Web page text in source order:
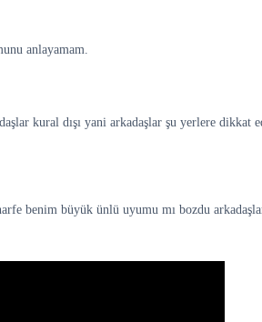
anlayamam.
kural dışı yani arkadaşlar şu yerlere
benim büyük ünlü uyumu mı bozdu